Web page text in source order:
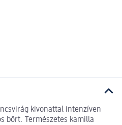
kivonattal intenzíven
bőrt. Természetes kamilla